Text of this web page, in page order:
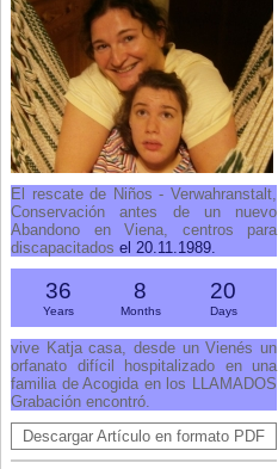
El rescate de Niños - Verwahranstalt,
Conservación antes de un nuevo
Abandono en Viena, centros para
discapacitados el 20.11.1989.
36
Years
8
Months
20
Days
vive Katja casa, desde un Vienés un
orfanato difícil hospitalizado en una
familia de Acogida en los LLAMADOS
Grabación encontró.
Descargar Artículo en formato PDF